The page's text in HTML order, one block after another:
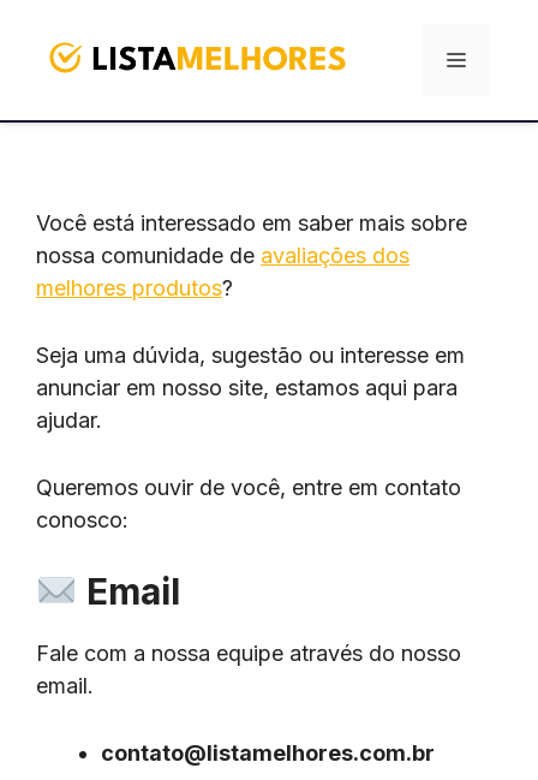
Menu
Você está interessado em saber mais sobre
nossa comunidade de avaliações dos
melhores produtos?
Seja uma dúvida, sugestão ou interesse em
anunciar em nosso site, estamos aqui para
ajudar.
Queremos ouvir de você, entre em contato
conosco:
Email
Fale com a nossa equipe através do nosso
email.
contato@listamelhores.com.br